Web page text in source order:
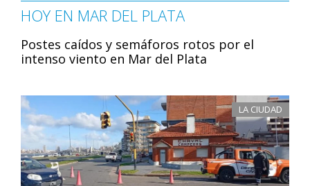
HOY EN MAR DEL PLATA
Postes caídos y semáforos rotos por el
intenso viento en Mar del Plata
LA CIUDAD